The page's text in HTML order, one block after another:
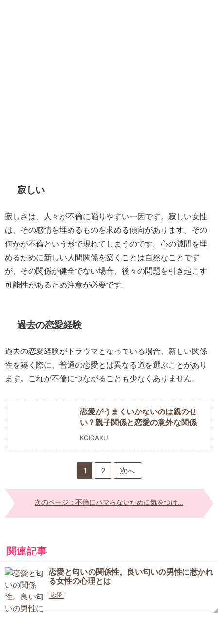
寂しい
寂しさは、人々が不倫に陥りやすい一因です。寂しい女性
は、その感情を埋めるものを求める傾向があります。その
何かが不倫という形で現れてしまうのです。心の隙間を埋
めるために新しい人間関係を築くことは自然なことです
が、その関係が健全でない場合、後々の問題を引き起こす
可能性があるため注意が必要です。
過去の恋愛経験
過去の恋愛経験がトラウマとなっている場合、新しい関係
性を築く際に、普通の恋愛とは異なる道を選ぶことがあり
ます。これが不倫につながることも少なくありません。
恋愛がうまくいかないのは親のせ
い？親子関係と恋愛の意外な関係
KOIGAKU
1 2 次へ
次のページ：不倫にハマらないために気をつけ...
関連記事
恋愛と匂いの関係性。良い匂いの男性に惹かれ
る女性の心理とは
恋愛